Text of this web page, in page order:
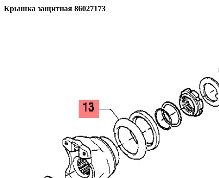
Крышка защитная 86027173